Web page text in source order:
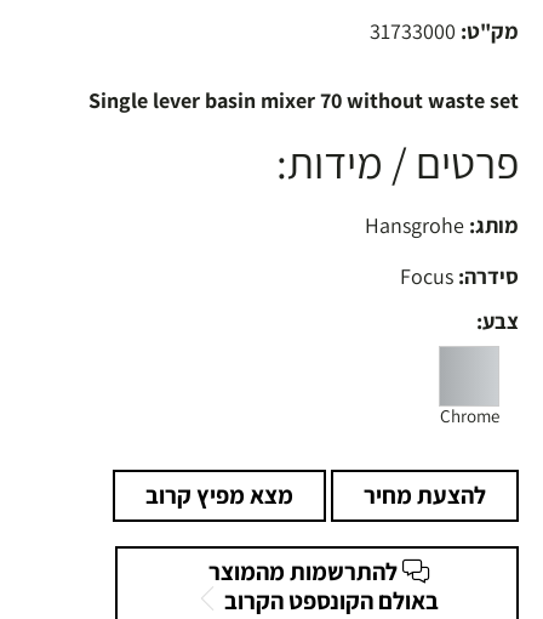
מק"ט: 31733000
Single lever basin mixer 70 without waste set
פרטים / מידות:
מותג:
סידרה:
צבע:
Chrome
להצעת מחיר מצא מפיץ קרוב
להתרשמות מהמוצר
באולם הקונספט הקרוב